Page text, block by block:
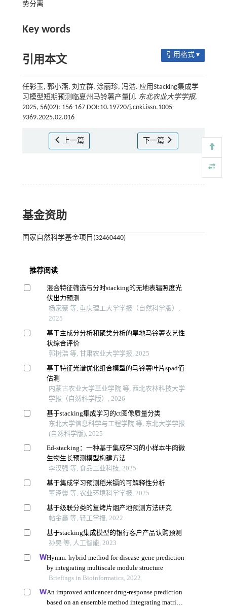
势分离
Key words
引用本文 引用格式 ▾
任彩玉, 郭小燕, 刘立群, 涂丽珍, 冯浩. 应用Stacking集成学
习模型短期预测临夏州马铃薯产量[J]. 东北农业大学学报,
2025, 56(02): 156-167 DOI:10.19720/j.cnki.issn.1005-
9369.2025.02.016
上一篇 下一篇
基金资助
国家自然科学基金项目(32460440)